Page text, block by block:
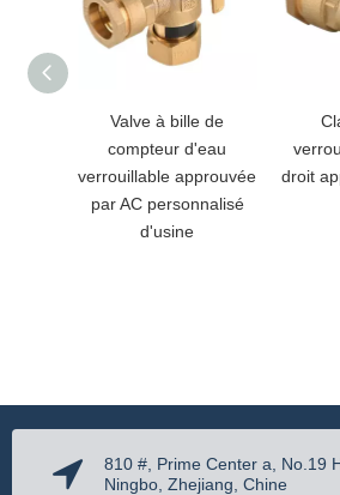
Valve à bille de
compteur d'eau
verrouillable approuvée
par AC personnalisé
d'usine
droit
810 #, Prime Center a, No.19
Ningbo, Zhejiang, Chine